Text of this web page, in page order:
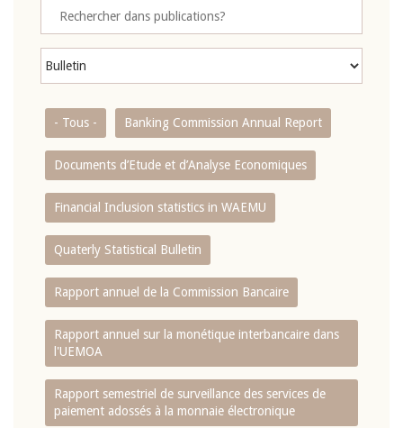
- Tous - Banking Commission Annual Report
Documents d’Etude et d’Analyse Economiques
Financial Inclusion statistics in WAEMU
Quaterly Statistical Bulletin
Rapport annuel de la Commission Bancaire
Rapport annuel sur la monétique interbancaire dans
l'UEMOA
Rapport semestriel de surveillance des services de
paiement adossés à la monnaie électronique